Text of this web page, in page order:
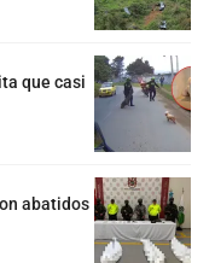
que casi
abatidos